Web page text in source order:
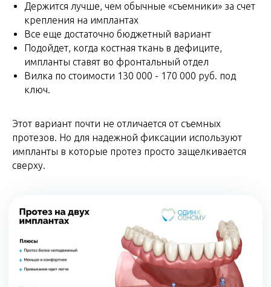
Держится лучше, чем обычные «съемники» за счет
крепления на имплантах
Все еще достаточно бюджетный вариант
Подойдет, когда костная ткань в дефиците,
импланты ставят во фронтальный отдел
Вилка по стоимости 130 000 - 170 000 руб. под
ключ.
Этот вариант почти не отличается от съемных
протезов. Но для надежной фиксации используют
импланты в которые протез просто защелкивается
сверху.